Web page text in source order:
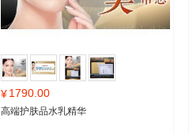
¥1790.00
高端护肤品水乳精华